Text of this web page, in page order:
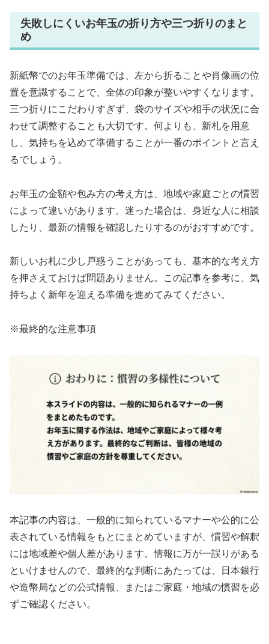
失敗しにくいお年玉の折り方や三つ折りのまと
め
新紙幣でのお年玉準備では、左から折ることや肖像画の位
置を意識することで、全体の印象が整いやすくなります。
三つ折りにこだわりすぎず、袋のサイズや相手の状況に合
わせて調整することも大切です。何よりも、新札を用意
し、気持ちを込めて準備することが一番のポイントと言え
るでしょう。
お年玉の金額や包み方の考え方は、地域や家庭ごとの慣習
によって違いがあります。迷った場合は、身近な人に相談
したり、最新の情報を確認したりするのがおすすめです。
新しいお札に少し戸惑うことがあっても、基本的な考え方
を押さえておけば問題ありません。この記事を参考に、気
持ちよく新年を迎える準備を進めてみてください。
※最終的な注意事項
本記事の内容は、一般的に知られているマナーや公的に公
表されている情報をもとにまとめていますが、慣習や解釈
には地域差や個人差があります。情報に万が一誤りがある
といけませんので、最終的な判断にあたっては、日本銀行
や造幣局などの公式情報、またはご家庭・地域の慣習を必
ずご確認ください。